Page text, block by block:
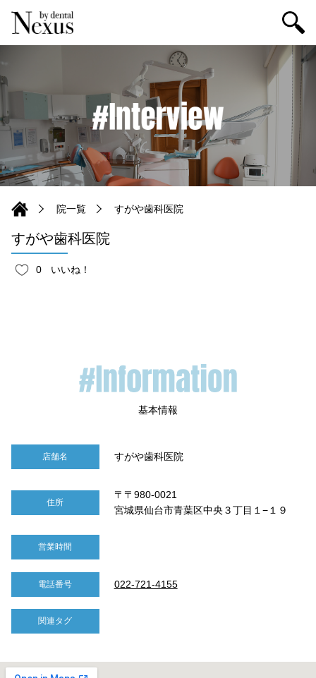
院一覧 すがや歯科医院
すがや歯科医院
0 いいね！
店舗名 すがや歯科医院
住所
〒〒980-0021
宮城県仙台市青葉区中央３丁目１−１９
営業時間
電話番号 022-721-4155
関連タグ